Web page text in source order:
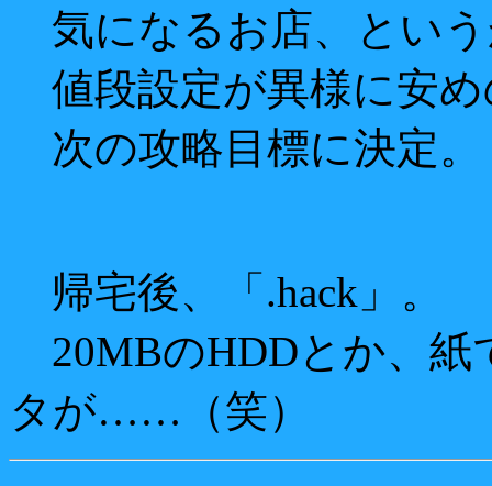
気になるお店、とい
値段設定が異様に安め
次の攻略目標に決定。
帰宅後、「.hack」。
20MBのHDDとか、紙
タが……（笑）